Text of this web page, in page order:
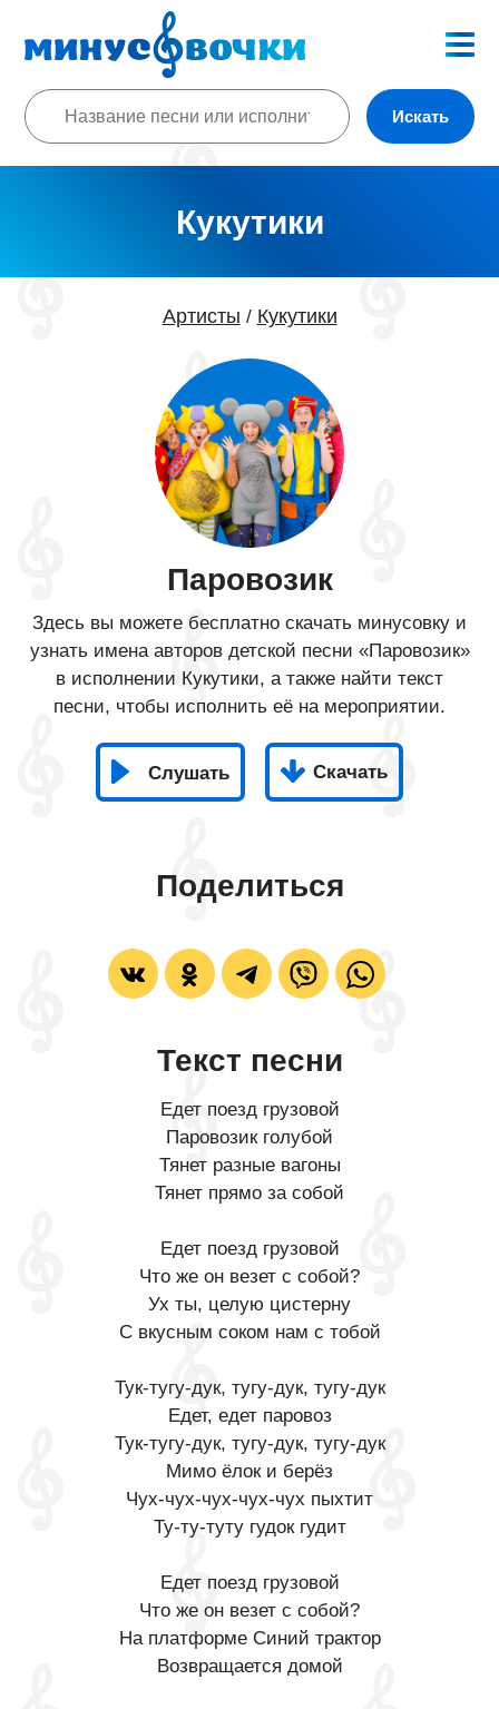
Искать
Кукутики
Артисты / Кукутики
Паровозик
Здесь вы можете бесплатно скачать минусовку и
узнать имена авторов детской песни «Паровозик»
в исполнении Кукутики, а также найти текст
песни, чтобы исполнить её на мероприятии.
Слушать Скачать
Поделиться
Текст песни
Едет поезд грузовой
Паровозик голубой
Тянет разные вагоны
Тянет прямо за собой
Едет поезд грузовой
Что же он везет с собой?
Ух ты, целую цистерну
С вкусным соком нам с тобой
Тук-тугу-дук, тугу-дук, тугу-дук
Едет, едет паровоз
Тук-тугу-дук, тугу-дук, тугу-дук
Мимо ёлок и берёз
Чух-чух-чух-чух-чух пыхтит
Ту-ту-туту гудок гудит
Едет поезд грузовой
Что же он везет с собой?
На платформе Синий трактор
Возвращается домой